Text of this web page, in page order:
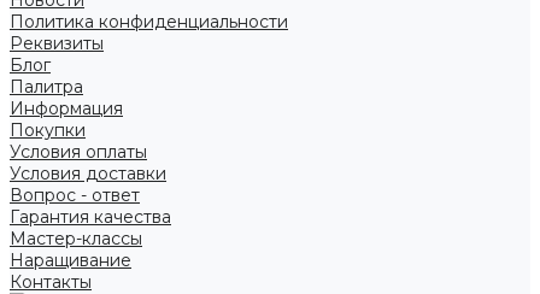
Политика конфиденциальности
Реквизиты
Блог
Палитра
Информация
Покупки
Условия оплаты
Условия доставки
Вопрос - ответ
Гарантия качества
Мастер-классы
Наращивание
Контакты